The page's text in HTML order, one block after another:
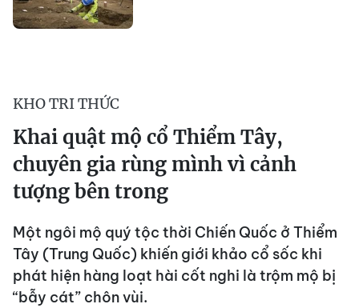
KHO TRI THỨC
Khai quật mộ cổ Thiểm Tây,
chuyên gia rùng mình vì cảnh
tượng bên trong
Một ngôi mộ quý tộc thời Chiến Quốc ở Thiểm
Tây (Trung Quốc) khiến giới khảo cổ sốc khi
phát hiện hàng loạt hài cốt nghi là trộm mộ bị
“bẫy cát” chôn vùi.